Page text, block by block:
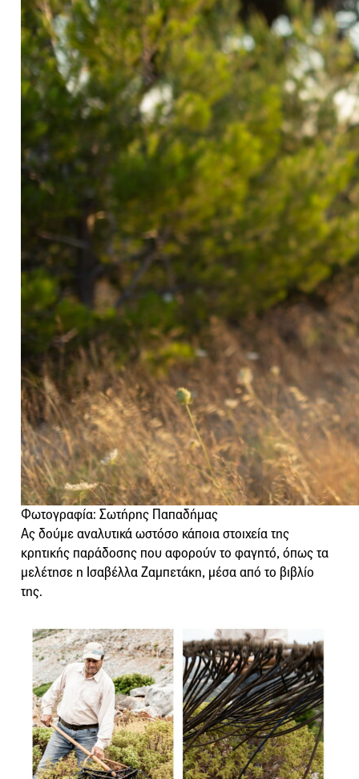
Φωτογραφία: Σωτήρης Παπαδήμας
Ας δούμε αναλυτικά ωστόσο κάποια στοιχεία της
κρητικής παράδοσης που αφορούν το φαγητό, όπως τα
μελέτησε η Ισαβέλλα Ζαμπετάκη, μέσα από το βιβλίο
της.